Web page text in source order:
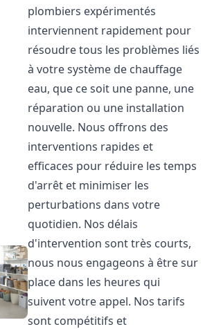
plombiers expérimentés
interviennent rapidement pour
résoudre tous les problèmes liés
à votre système de chauffage
eau, que ce soit une panne, une
réparation ou une installation
nouvelle. Nous offrons des
interventions rapides et
efficaces pour réduire les temps
d'arrêt et minimiser les
perturbations dans votre
quotidien. Nos délais
d'intervention sont très courts,
nous nous engageons à être sur
place dans les heures qui
suivent votre appel. Nos tarifs
sont compétitifs et